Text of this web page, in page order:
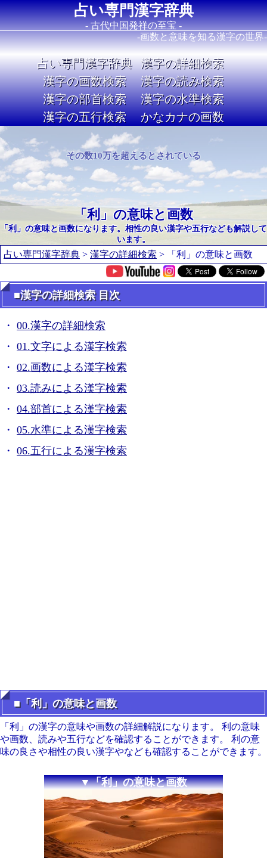
占い専門漢字辞典
- 古代中国発祥の至宝 -
-画数と意味を知る漢字の世界-
占い専門漢字辞典
漢字の詳細検索
漢字の画数検索
漢字の読み検索
漢字の部首検索
漢字の水準検索
漢字の五行検索
かなカナの画数
Image 02
その数10万を超えるとされている
「利」の意味と画数
「利」の意味と画数になります。相性の良い漢字や五行なども解説して
います。
占い専門漢字辞典 > 漢字の詳細検索 > 「利」の意味と画数
■漢字の詳細検索 目次
00.漢字の詳細検索
01.文字による漢字検索
02.画数による漢字検索
03.読みによる漢字検索
04.部首による漢字検索
05.水準による漢字検索
06.五行による漢字検索
■「利」の意味と画数
「利」の漢字の意味や画数の詳細解説になります。 利の意味
や画数、読みや五行などを確認することができます。 利の意
味の良さや相性の良い漢字やなども確認することができます。
▼「利」の意味と画数